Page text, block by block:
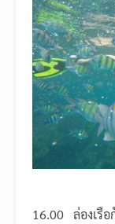
16.00 ล่องเรือ